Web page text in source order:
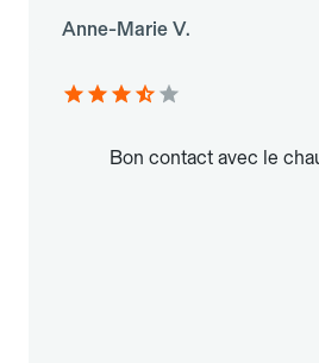
Anne-Marie V.
Bon contact avec le